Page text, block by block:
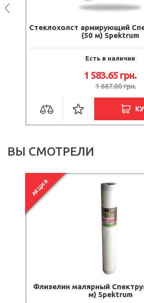
Стеклохолст армирующий
(50 м) Spektrum
Есть в наличии
1 583.65 грн.
1 667.00грн.
ВЫ СМОТРЕЛИ
АКЦИЯ
Флизелин малярный
м) Spektrum